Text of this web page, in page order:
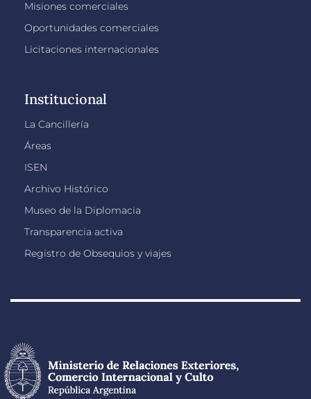
Misiones comerciales
Oportunidades comerciales
Licitaciones internacionales
Institucional
La Cancillería
Áreas
ISEN
Archivo Histórico
Museo de la Diplomacia
Transparencia activa
Registro de Obsequios y viajes